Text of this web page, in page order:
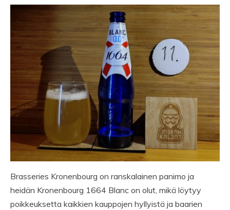
Brasseries Kronenbourg on ranskalainen panimo ja
heidän Kronenbourg 1664 Blanc on olut, mikä löytyy
poikkeuksetta kaikkien kauppojen hyllyistä ja baarien